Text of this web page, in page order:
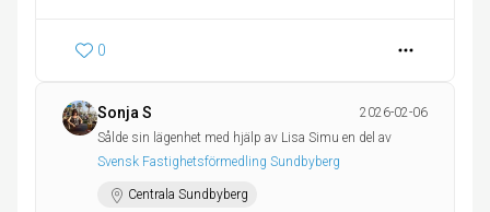
0
Sonja S
2026-02-06
Sålde sin lägenhet med hjälp av Lisa Simu en del av
Svensk Fastighetsförmedling Sundbyberg
Centrala Sundbyberg